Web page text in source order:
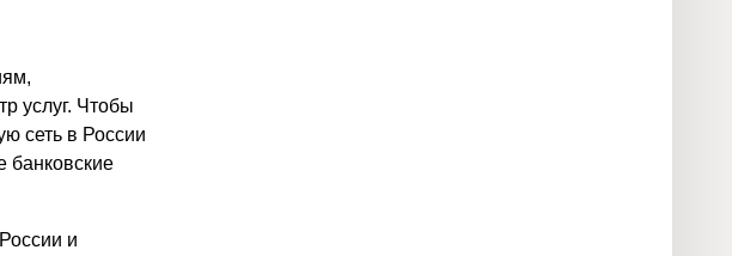
услуг. Чтобы
сеть в России
банковские
и